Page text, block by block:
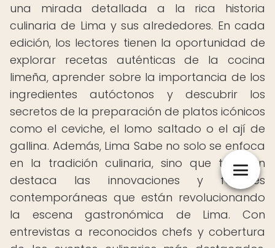
una mirada detallada a la rica historia
culinaria de Lima y sus alrededores. En cada
edición, los lectores tienen la oportunidad de
explorar recetas auténticas de la cocina
limeña, aprender sobre la importancia de los
ingredientes autóctonos y descubrir los
secretos de la preparación de platos icónicos
como el ceviche, el lomo saltado o el ají de
gallina. Además, Lima Sabe no solo se enfoca
en la tradición culinaria, sino que también
destaca las innovaciones y fusiones
contemporáneas que están revolucionando
la escena gastronómica de Lima. Con
entrevistas a reconocidos chefs y cobertura